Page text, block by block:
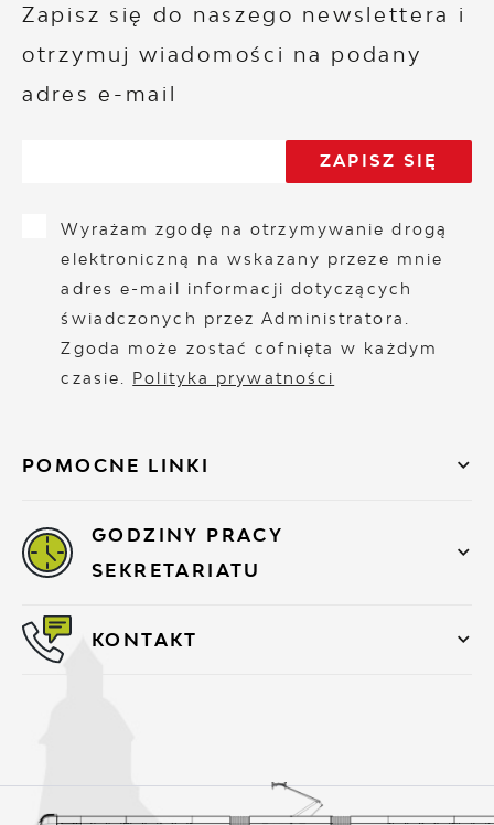
POMOCNE LINKI
Zapisz się do naszego newslettera i
otrzymuj wiadomości na podany
adres e-mail
Wyrażam zgodę na otrzymywanie drogą
elektroniczną na wskazany przeze mnie
adres e-mail informacji dotyczących
świadczonych przez Administratora.
Zgoda może zostać cofnięta w każdym
czasie. Polityka prywatności
GODZINY PRACY
SEKRETARIATU
KONTAKT